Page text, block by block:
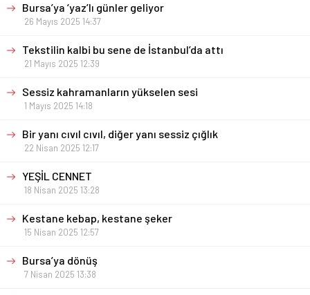
Bursa’ya ‘yaz’lı günler geliyor
26 Mayıs 2025 14:37
Tekstilin kalbi bu sene de İstanbul’da attı
21 Mayıs 2025 12:39
Sessiz kahramanların yükselen sesi
1 Mayıs 2025 14:18
Bir yanı cıvıl cıvıl, diğer yanı sessiz çığlık
22 Nisan 2025 12:17
YEŞİL CENNET
18 Nisan 2025 13:28
Kestane kebap, kestane şeker
15 Nisan 2025 12:57
Bursa’ya dönüş
7 Nisan 2025 13:38